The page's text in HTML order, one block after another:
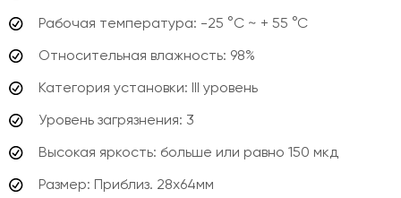
Рабочая температура: -25 °C ~ + 55 °C
Относительная влажность: 98%
Категория установки: III уровень
Уровень загрязнения: 3
Высокая яркость: больше или равно 150 мкд
Размер: Приблиз. 28x64мм